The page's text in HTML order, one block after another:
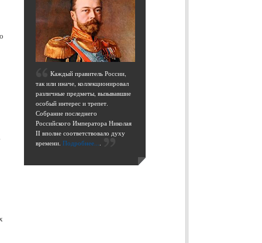
Каждый правитель России,
так или иначе, коллекционировал
различные предметы, вызывавшие
особый интерес и трепет.
Собрание последнего
Российского Императора Николая
II вполне соответствовало духу
времени. Подробнее....